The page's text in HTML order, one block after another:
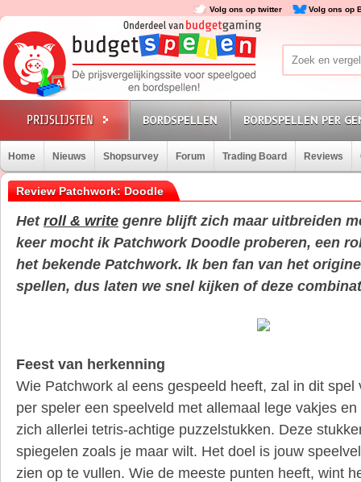
Volg ons op twitter Volg ons op
BORDSPELLEN BORDSPELLEN PER
Home Nieuws Shopsurvey Forum Trading Board Reviews
Review Patchwork: Doodle
Hetroll & write genre blijft zich maar uitbreiden
keer mocht ik Patchwork Doodle proberen, een
het bekende Patchwork. Ik ben fan van het
spellen, dus laten we snel kijken of deze
Feest van herkenning
Wie Patchwork al eens gespeeld heeft, zal in dit spel
per speler een speelveld met allemaal lege vakjes
zich allerlei tetris-achtige puzzelstukken. Deze
spiegelen zoals je maar wilt. Het doel is jouw
zien op te vullen. Wie de meeste punten heeft, wint